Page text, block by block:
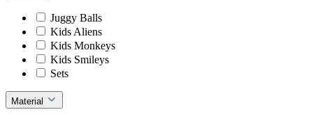
Juggy Balls
Kids Aliens
Kids Monkeys
Kids Smileys
Sets
Material